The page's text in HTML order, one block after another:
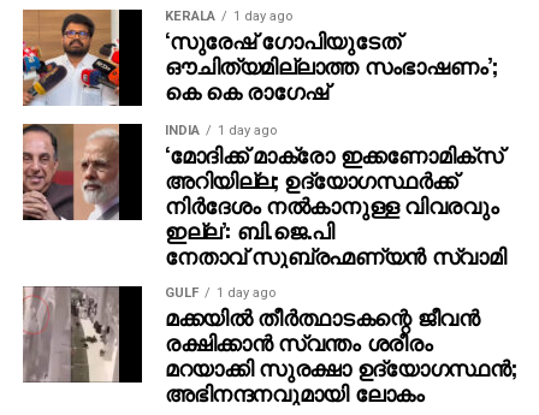
ആവശ്യപ്പെട്ടു. രാജ്യത്തിന്റെ വിവിധ ഭാഗങ്ങളില്‍
ദീര്‍ഘകാലമായി സംഘടിത മതപരിവര്‍ത്തന ശ്രമങ്ങള്‍
നടക്കുന്നുണ്ടെന്നും മറ്റ് മതങ്ങളുടെ ഉത്സവങ്ങളില്‍
നല്‍കുന്നതായെന്നും കത്തില്‍ പറയുന്നു.
ക്രിസ്മസ് ആഘോഷിക്കുന്നതോ അലങ്കാരങ്ങള്‍
പ്രദര്‍ശിപ്പിക്കുന്നതോ ചെയ്യുന്ന ഷോപ്പിംഗ്
മാളുകളുടെയും സ്‌കൂളുകളുടെയും
മാനേജ്‌മെന്റുകള്‍ക്ക് കത്തയക്കുമെന്നും വിഎച്ച്പി
അറിയിച്ചു. ഇതിലൂടെ സംഘര്‍ഷമോ ശത്രുതയോ
സൃഷ്ടിക്കുകയല്ല ലക്ഷ്യമെന്നും സമാധാനപരമായ
സാംസ്‌കാരിക ഉണര്‍വ് വളര്‍ത്തുകയാണ് ഉദ്ദേശമെന്നും
സംഘടന നേതാക്കള്‍ വിശദീകരിച്ചു.
KERALA 1 day ago
‘സുരേഷ് ഗോപിയുടേത്
ഔചിത്യമില്ലാത്ത സംഭാഷണം’;
കെ കെ രാഗേഷ്
INDIA 1 day ago
‘മോദിക്ക് മാക്രോ ഇക്കണോമിക്സ്
അറിയില്ല; ഉദ്യോഗസ്ഥർക്ക്
നിർദേശം നൽകാനുള്ള വിവരവും
ഇല്ല’: ബി.ജെ.പി
നേതാവ് സുബ്രഹ്മണ്യൻ സ്വാമി
GULF 1 day ago
മക്കയിൽ തീർത്ഥാടകന്റെ ജീവൻ
രക്ഷിക്കാൻ സ്വന്തം ശരീരം
മറയാക്കി സുരക്ഷാ ഉദ്യോഗസ്ഥൻ;
അഭിനന്ദനവുമായി ലോകം